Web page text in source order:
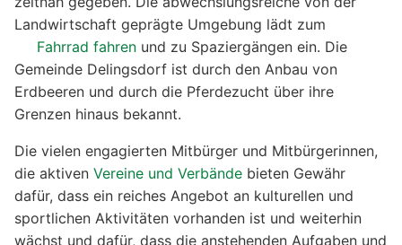
Landwirtschaft geprägte Umgebung lädt zum
Fahrrad fahren und zu Spaziergängen ein. Die
Gemeinde Delingsdorf ist durch den Anbau von
Erdbeeren und durch die Pferdezucht über ihre
Grenzen hinaus bekannt.
Die vielen engagierten Mitbürger und Mitbürgerinnen,
die aktiven Vereine und Verbände bieten Gewähr
dafür, dass ein reiches Angebot an kulturellen und
sportlichen Aktivitäten vorhanden ist und weiterhin
wächst und dafür, dass die anstehenden Aufgaben und